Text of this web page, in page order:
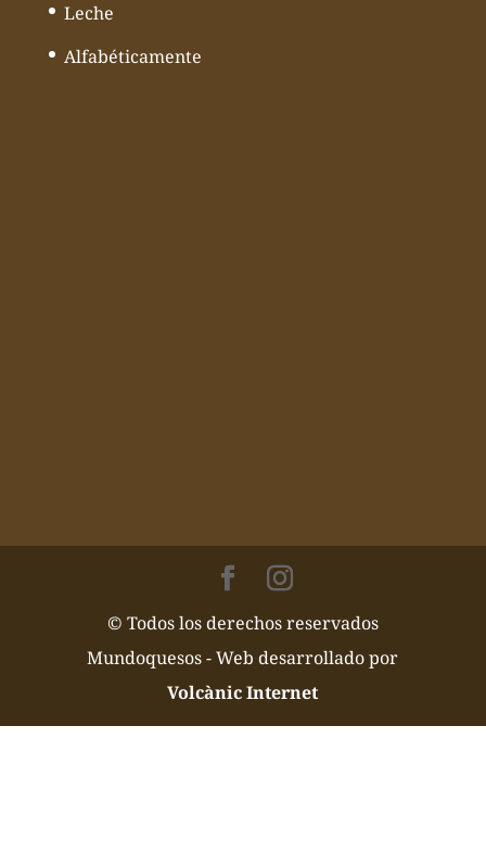
Leche
Alfabéticamente
© Todos los derechos reservados
Mundoquesos - Web desarrollado por
Volcànic Internet